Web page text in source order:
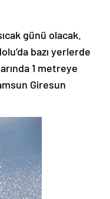
günü olacak.
bazı yerlerde
1 metreye
Giresun